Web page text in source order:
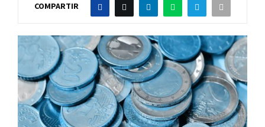
COMPARTIR